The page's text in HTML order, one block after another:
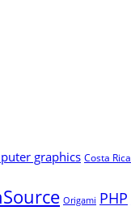
graphics Costa Rica
Origami PHP